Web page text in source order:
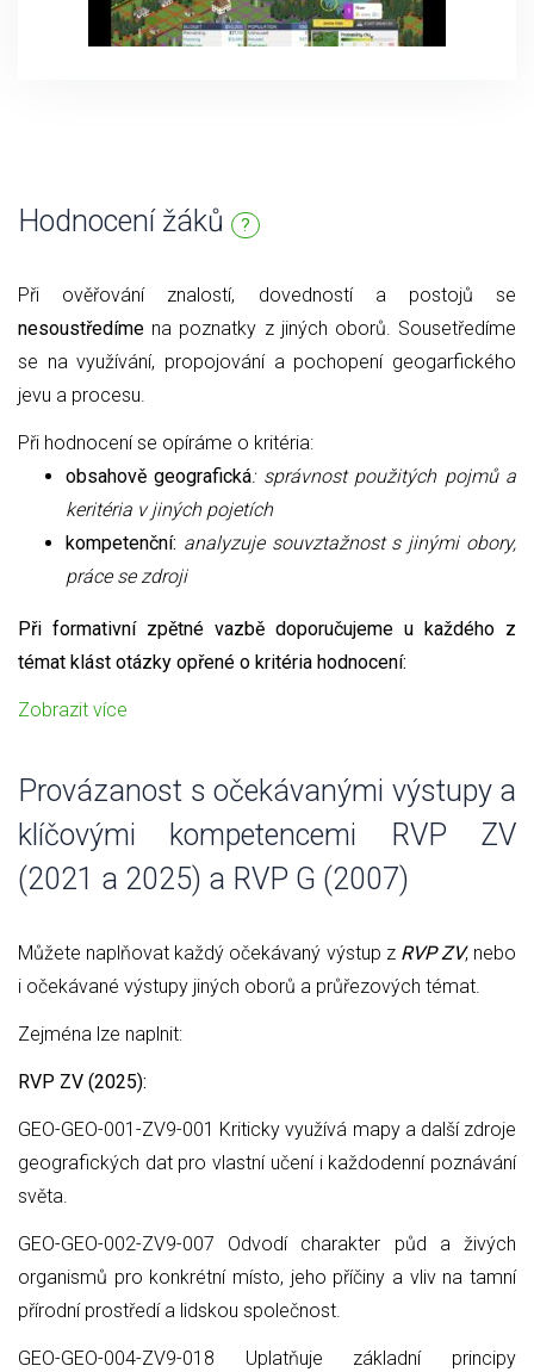
Hodnocení žáků ?
Při ověřování znalostí, dovedností a postojů se
nesoustředíme na poznatky z jiných oborů. Sousetředíme
se na využívání, propojování a pochopení geogarfického
jevu a procesu.
Při hodnocení se opíráme o kritéria:
obsahově geografická: správnost použitých pojmů a
keritéria v jiných pojetích
kompetenční: analyzuje souvztažnost s jinými obory,
práce se zdroji
Při formativní zpětné vazbě doporučujeme u každého z
témat klást otázky opřené o kritéria hodnocení:
Zobrazit více
Provázanost s očekávanými výstupy a
klíčovými kompetencemi RVP ZV
(2021 a 2025) a RVP G (2007)
Můžete naplňovat každý očekávaný výstup z RVP ZV, nebo
i očekávané výstupy jiných oborů a průřezových témat.
Zejména lze naplnit:
RVP ZV (2025):
GEO-GEO-001-ZV9-001 Kriticky využívá mapy a další zdroje
geografických dat pro vlastní učení i každodenní poznávání
světa.
GEO-GEO-002-ZV9-007 Odvodí charakter půd a živých
organismů pro konkrétní místo, jeho příčiny a vliv na tamní
přírodní prostředí a lidskou společnost.
GEO-GEO-004-ZV9-018 Uplatňuje základní principy